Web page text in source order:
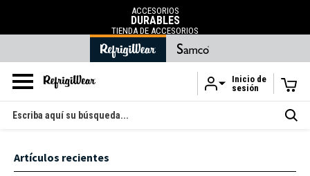
Ir al contenido principal
ENVÍO GRATUITO
en pedidos superiores a 120 ¤
.
Inicio de
sesión
Buscar
en
Artículos recientes